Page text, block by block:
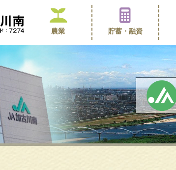
農業 貯蓄・ 融資